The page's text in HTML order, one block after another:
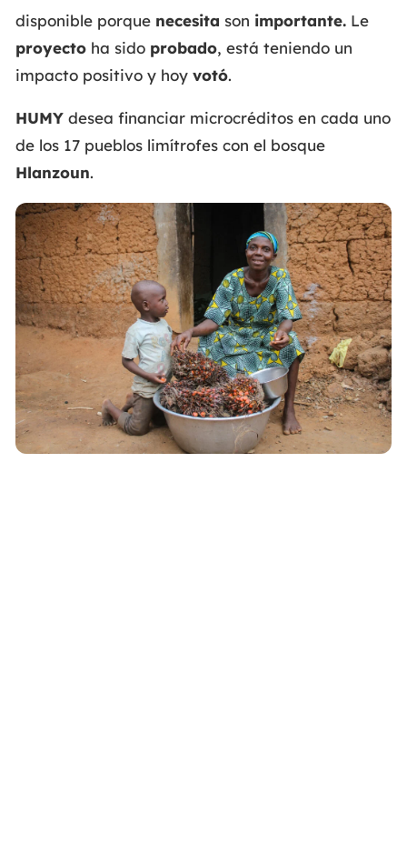
disponible porque necesita son importante. Le
proyecto ha sido probado, está teniendo un
impacto positivo y hoy votó.
HUMY desea financiar microcréditos en cada uno
de los 17 pueblos limítrofes con el bosque
Hlanzoun.